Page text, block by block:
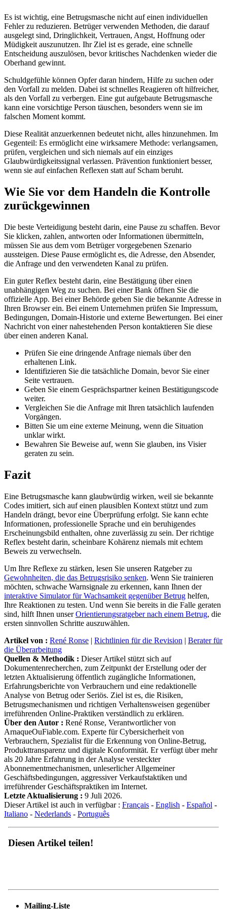
Es ist wichtig, eine Betrugsmasche nicht auf einen individuellen
Fehler zu reduzieren. Betrüger verwenden Methoden, die darauf
ausgelegt sind, Dringlichkeit, Vertrauen, Angst, Hoffnung oder
Müdigkeit auszunutzen. Ihr Ziel ist es gerade, eine schnelle
Entscheidung auszulösen, bevor kritisches Nachdenken wieder die
Oberhand gewinnt.
Schuldgefühle können Opfer daran hindern, Hilfe zu suchen oder
den Vorfall zu melden. Dabei ist schnelles Reagieren oft hilfreicher,
als den Vorfall zu verbergen. Eine gut aufgebaute Betrugsmasche
kann eine vorsichtige Person täuschen, besonders wenn sie im
falschen Moment kommt.
Diese Realität anzuerkennen bedeutet nicht, alles hinzunehmen. Im
Gegenteil: Es ermöglicht eine wirksamere Methode: verlangsamen,
prüfen, vergleichen und sich niemals auf ein einziges
Glaubwürdigkeitssignal verlassen. Prävention funktioniert besser,
wenn sie auf einfachen Reflexen statt auf Scham beruht.
Wie Sie vor dem Handeln die Kontrolle
zurückgewinnen
Die beste Verteidigung besteht darin, eine Pause zu schaffen. Bevor
Sie klicken, zahlen, antworten oder Informationen übermitteln,
müssen Sie aus dem vom Betrüger vorgegebenen Szenario
aussteigen. Diese Pause ermöglicht es, die Adresse, den Absender,
die Anfrage und den verwendeten Kanal zu prüfen.
Ein guter Reflex besteht darin, eine Bestätigung über einen
unabhängigen Weg zu suchen. Bei einer Bank öffnen Sie die
offizielle App. Bei einer Behörde geben Sie die bekannte Adresse in
Ihren Browser ein. Bei einem Unternehmen prüfen Sie Impressum,
Bedingungen, Domain-Historie und externe Bewertungen. Bei einer
Nachricht von einer nahestehenden Person kontaktieren Sie diese
über einen anderen Kanal.
Prüfen Sie eine dringende Anfrage niemals über den
erhaltenen Link.
Identifizieren Sie die tatsächliche Domain, bevor Sie einer
Seite vertrauen.
Geben Sie einem Gesprächspartner keinen Bestätigungscode
weiter.
Vergleichen Sie die Anfrage mit Ihren tatsächlich laufenden
Vorgängen.
Bitten Sie um eine externe Meinung, wenn die Situation
unklar wirkt.
Bewahren Sie Beweise auf, wenn Sie glauben, ins Visier
geraten zu sein.
Fazit
Eine Betrugsmasche kann glaubwürdig wirken, weil sie bekannte
Codes imitiert, sich auf einen plausiblen Kontext stützt und zum
Handeln drängt, bevor eine Überprüfung erfolgt. Sie kann echte
Informationen, professionelle Sprache und ein beruhigendes
Erscheinungsbild enthalten, ohne zuverlässig zu sein. Der richtige
Reflex besteht darin, scheinbare Kohärenz niemals mit echtem
Beweis zu verwechseln.
Um Ihre Reflexe zu stärken, lesen Sie unseren Ratgeber zu
Gewohnheiten, die das Betrugsrisiko senken. Wenn Sie trainieren
möchten, schwache Warnsignale zu erkennen, kann Ihnen der
interaktive Simulator für Wachsamkeit gegenüber Betrug helfen,
Ihre Reaktionen zu testen. Und wenn Sie bereits in die Falle geraten
sind, hilft Ihnen unserOrientierungsratgeber nach einem Betrug, die
ersten sinnvollen Schritte auszuwählen.
Artikel von : René Ronse | Richtlinien für die Revision | Berater für
die Überarbeitung
Quellen & Methodik : Dieser Artikel stützt sich auf
Dokumentenrecherchen, zum Zeitpunkt der Erstellung oder der
letzten Aktualisierung öffentlich zugängliche Informationen,
Erfahrungsberichte von Verbrauchern und eine redaktionelle
Analyse von Betrug oder Seriös. Ziel ist es, die Risiken,
Betrugsmechanismen und richtigen Verhaltensweisen gegenüber
irreführenden Online-Praktiken verständlich zu erklären.
Über den Autor : René Ronse, Verantwortlicher von
ArnaqueOuFiable.com. Experte für Cybersicherheit von
Verbrauchern, Spezialist für die Erkennung von Online-Betrug,
Produkttransparenz und digitale Konformität. Er verfügt über mehr
als 20 Jahre Erfahrung in der Analyse versteckter
Abonnementmechanismen, unleserlicher Allgemeiner
Geschäftsbedingungen, aggressiver Verkaufstaktiken und
irreführender Geschäftspraktiken im Internet.
Letzte Aktualisierung : 9 Juli 2026.
Dieser Artikel ist auch in verfügbar : Français - English - Español -
Italiano - Nederlands - Português
Diesen Artikel teilen!
Mailing-Liste